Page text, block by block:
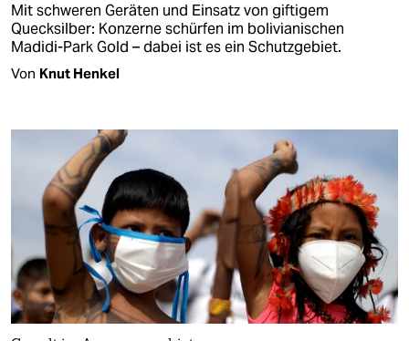
Mit schweren Geräten und Einsatz von giftigem
Quecksilber: Konzerne schürfen im bolivianischen
Madidi-Park Gold – dabei ist es ein Schutzgebiet.
Von Knut Henkel